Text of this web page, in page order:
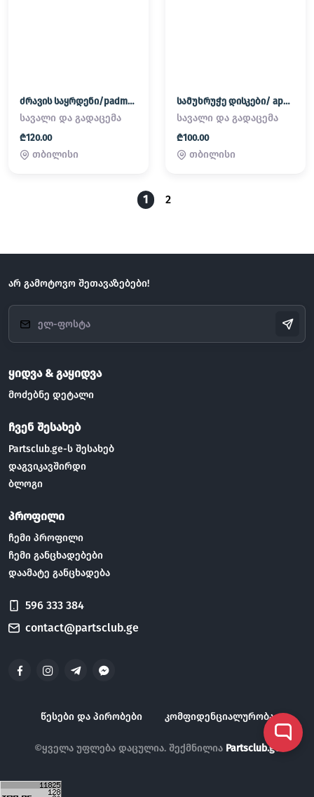
ძრავის საყრდენი/padmatornebi
სავალი და გადაცემა
₾120.00
თბილისი
სამუხრუჭე დისკები/ apornebi
სავალი და გადაცემა
₾100.00
თბილისი
1 2
არ გამოტოვო შეთავაზებები!
ყიდვა & გაყიდვა
მოძებნე დეტალი
ჩვენ შესახებ
Partsclub.ge-ს შესახებ
დაგვიკავშირდი
ბლოგი
პროფილი
ჩემი პროფილი
ჩემი განცხადებები
დაამატე განცხადება
596 333 384
contact@partsclub.ge
წესები და პირობები კომფიდენციალურობა
©ყველა უფლება დაცულია. შექმნილია Partsclub.ge